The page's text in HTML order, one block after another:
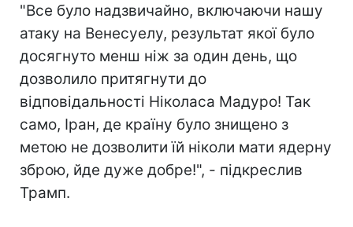
"Все було надзвичайно, включаючи нашу
атаку на Венесуелу, результат якої було
досягнуто менш ніж за один день, що
дозволило притягнути до
відповідальності Ніколаса Мадуро! Так
само, Іран, де країну було знищено з
метою не дозволити їй ніколи мати ядерну
зброю, йде дуже добре!", - підкреслив
Трамп.